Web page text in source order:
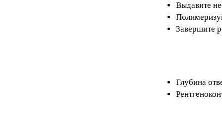
Выдавите
Завершите
Глубина